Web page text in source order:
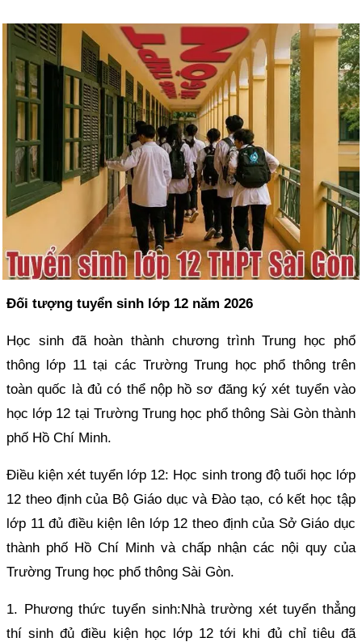
Đối tượng tuyển sinh lớp 12 năm 2026
Học sinh đã hoàn thành chương trình Trung học phổ
thông lớp 11 tại các Trường Trung học phổ thông trên
toàn quốc là đủ có thể nộp hồ sơ đăng ký xét tuyển vào
học lớp 12 tại Trường Trung học phổ thông Sài Gòn thành
phố Hồ Chí Minh.
Điều kiện xét tuyển lớp 12: Học sinh trong độ tuổi học lớp
12 theo định của Bộ Giáo dục và Đào tạo, có kết học tập
lớp 11 đủ điều kiện lên lớp 12 theo định của Sở Giáo dục
thành phố Hồ Chí Minh và chấp nhận các nội quy của
Trường Trung học phổ thông Sài Gòn.
1. Phương thức tuyển sinh:Nhà trường xét tuyển thẳng
thí sinh đủ điều kiện học lớp 12 tới khi đủ chỉ tiêu đã